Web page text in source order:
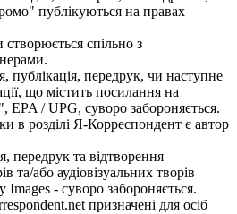
публікуються на правах
спільно з
публікація, передрук, чи наступне
що містить посилання на
EPA / UPG, суворо забороняється.
в розділі Я-Корреспондент є автор
передрук та відтворення
та/або аудіовізуальних творів
Images - суворо забороняється.
призначені для осіб